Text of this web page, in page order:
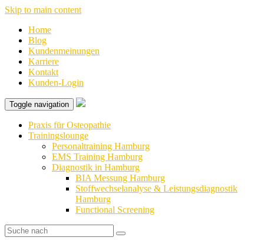
Skip to main content
Home
Blog
Kundenmeinungen
Karriere
Kontakt
Kunden-Login
Toggle navigation
Praxis für Osteopathie
Trainingslounge
Personaltraining Hamburg
EMS Training Hamburg
Diagnostik in Hamburg
BIA Messung Hamburg
Stoffwechselanalyse & Leistungsdiagnostik
Hamburg
Functional Screening